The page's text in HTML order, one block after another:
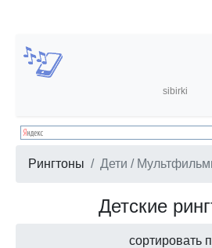
sibirki
Рингтоны Дети /
Детские
сортировать